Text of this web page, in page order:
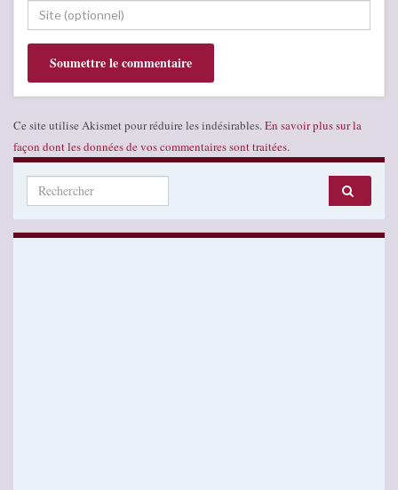
Ce site utilise Akismet pour réduire les indésirables. En savoir plus sur la
façon dont les données de vos commentaires sont traitées.
Search for: